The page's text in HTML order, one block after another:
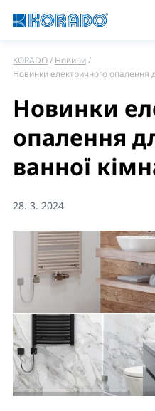
KORADO
Новини
Новинки електричного опалення
Новинки
опалення
ванної
28. 3. 2024